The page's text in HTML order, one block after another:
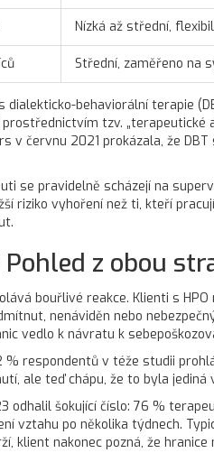
Nízká až střední,
Střední, zaměřeno na
dialekticko-behaviorální terapie
tzv. „terapeutické
v červnu 2021 prokázala, že
se pravidelně scházejí na
riziko vyhoření než ti, kteří
z obou
bouřlivé reakce. Klienti s
nenáviděn nebo
vedlo k návratu k
respondentů v téže studii
ale teď chápu, že to byla
šokující číslo: 76 %
vztahu po několika týdnech.
klient nakonec pozná, že